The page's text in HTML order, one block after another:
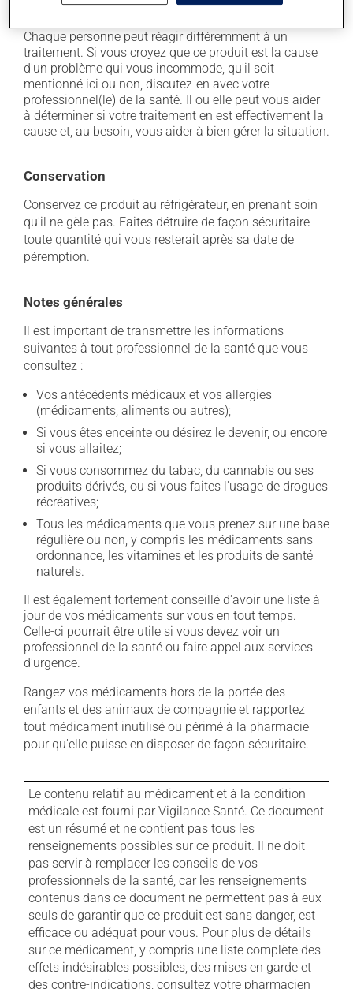
il peut causer un enrouement de la voix.
Chaque personne peut réagir différemment à un
traitement. Si vous croyez que ce produit est la cause
d'un problème qui vous incommode, qu'il soit
mentionné ici ou non, discutez-en avec votre
professionnel(le) de la santé. Il ou elle peut vous aider
à déterminer si votre traitement en est effectivement la
cause et, au besoin, vous aider à bien gérer la situation.
Conservation
Conservez ce produit au réfrigérateur, en prenant soin
qu'il ne gèle pas. Faites détruire de façon sécuritaire
toute quantité qui vous resterait après sa date de
péremption.
Notes générales
Il est important de transmettre les informations
suivantes à tout professionnel de la santé que vous
consultez :
Vos antécédents médicaux et vos allergies
(médicaments, aliments ou autres);
Si vous êtes enceinte ou désirez le devenir, ou encore
si vous allaitez;
Si vous consommez du tabac, du cannabis ou ses
produits dérivés, ou si vous faites l'usage de drogues
récréatives;
Tous les médicaments que vous prenez sur une base
régulière ou non, y compris les médicaments sans
ordonnance, les vitamines et les produits de santé
naturels.
Il est également fortement conseillé d'avoir une liste à
jour de vos médicaments sur vous en tout temps.
Celle-ci pourrait être utile si vous devez voir un
professionnel de la santé ou faire appel aux services
d'urgence.
Rangez vos médicaments hors de la portée des
enfants et des animaux de compagnie et rapportez
tout médicament inutilisé ou périmé à la pharmacie
pour qu'elle puisse en disposer de façon sécuritaire.
Le contenu relatif au médicament et à la condition
médicale est fourni par Vigilance Santé. Ce document
est un résumé et ne contient pas tous les
renseignements possibles sur ce produit. Il ne doit
pas servir à remplacer les conseils de vos
professionnels de la santé, car les renseignements
contenus dans ce document ne permettent pas à eux
seuls de garantir que ce produit est sans danger, est
efficace ou adéquat pour vous. Pour plus de détails
sur ce médicament, y compris une liste complète des
effets indésirables possibles, des mises en garde et
des contre-indications, consultez votre pharmacien